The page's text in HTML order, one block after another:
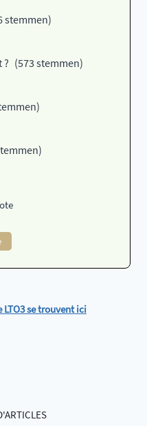
stemmen)
? (573 stemmen)
se trouvent ici